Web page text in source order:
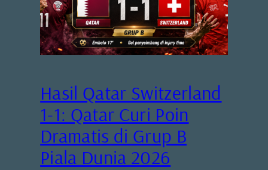
Hasil Qatar Switzerland
1-1: Qatar Curi Poin
Dramatis di Grup B
Piala Dunia 2026